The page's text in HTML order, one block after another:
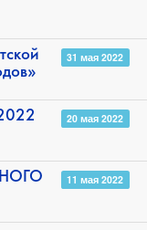
31 мая 2022
20 мая 2022
11 мая 2022